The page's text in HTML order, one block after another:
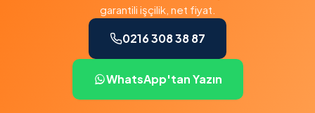
garantili işçilik, net fiyat.
0216 308 38 87
WhatsApp'tan Yazın